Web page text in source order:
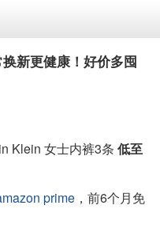
新更健康！好价多囤
Klein 女士内裤3条 低至
prime ，前6个月免